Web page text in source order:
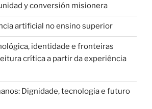
y conversión misionera
artificial no ensino superior
identidade e fronteiras
crítica a partir da experiência
Dignidade, tecnologia e futuro